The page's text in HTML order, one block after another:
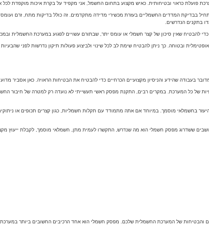
פועלת כראוי ובטיחותית. כאיש מקצוע בתחום החשמל, אני מקפיד על בקרת איכות מוקפדת לכל
בבדיקת המדדים החשמליים בעזרת מכשירי מדידה מתקדמים. זה כולל בדיקות מתח, זרם
בתקנים הנדרשים.
להבטיח שאין סיכון של קצר חשמלי או עומס יתר, שבתורם עשויים לפגוע במערכת החשמלית
ובטוחה. כך ניתן להבטיח שימת לב לכל שינוי ולביצוע פעולות תיקון נדרשות לפני
בעבודה שהידע והניסיון מקצועיים הכרחיים כדי להבטיח את הבטיחות הראויה. כאן אסביר
של כל המערכת. במקרים רבים, התקנת מפסק ראשי תעשייתי לא נועדה רק למטרה של חיבור
בחשמלאי מוסמך. במיוחד אם אתה מתמודד עם תקלות חשמליות, כגון קצרים תכופים או
ששדרוג מפסק חשמלי הוא מה שנדרש, התקשרו לעמית מתן, חשמלאי מוסמך, לקבלת ייעוץ
והבטיחות של המערכת החשמלית שלכם. מפסק חשמלי הוא אחד הרכיבים החשובים ביותר במערכת